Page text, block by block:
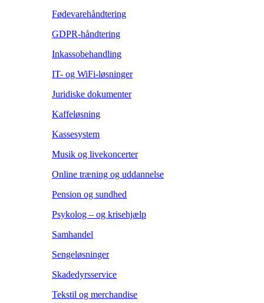
Fødevarehåndtering
GDPR-håndtering
Inkassobehandling
IT- og WiFi-løsninger
Juridiske dokumenter
Kaffeløsning
Kassesystem
Musik og livekoncerter
Online træning og uddannelse
Pension og sundhed
Psykolog – og krisehjælp
Samhandel
Sengeløsninger
Skadedyrsservice
Tekstil og merchandise